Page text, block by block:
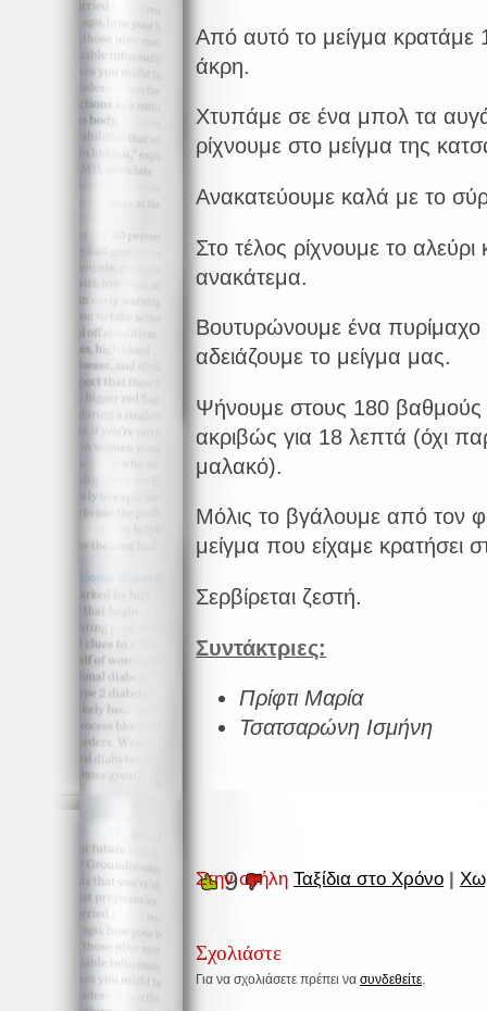
Από αυτό το μείγμα κρατάμε
άκρη.
Χτυπάμε σε ένα μπολ τα αυγά
ρίχνουμε στο μείγμα της
Ανακατεύουμε καλά με το
Στο τέλος ρίχνουμε το αλεύρι
ανακάτεμα.
Βουτυρώνουμε ένα πυρίμαχο
αδειάζουμε το μείγμα μας.
Ψήνουμε στους 180
ακριβώς για 18 λεπτά (όχι
μαλακό).
Μόλις το βγάλουμε από τον
μείγμα που είχαμε κρατήσει
Σερβίρεται ζεστή.
Συντάκτριες:
Πρίφτι Μαρία
Τσατσαρώνη Ισμήνη
Στην στήλη Ταξίδια στο Χρόνο |
9
Σχολιάστε
Για να σχολιάσετε πρέπει να συνδεθείτε.